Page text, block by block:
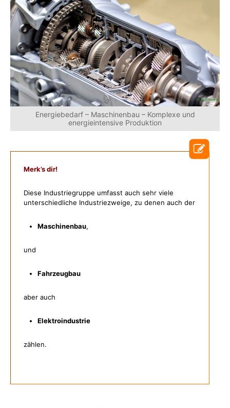
Energiebedarf – Maschinenbau – Komplexe und
energieintensive Produktion
Merk’s dir!
Diese Industriegruppe umfasst auch sehr viele
unterschiedliche Industriezweige, zu denen auch der
Maschinenbau,
und
Fahrzeugbau
aber auch
Elektroindustrie
zählen.